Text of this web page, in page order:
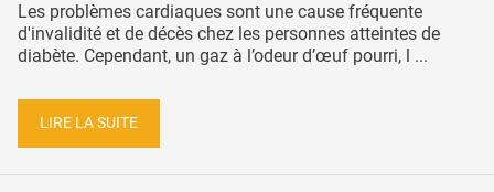
Les problèmes cardiaques sont une cause fréquente
d'invalidité et de décès chez les personnes atteintes de
diabète. Cependant, un gaz à l’odeur d’œuf pourri, l ...
LIRE LA SUITE